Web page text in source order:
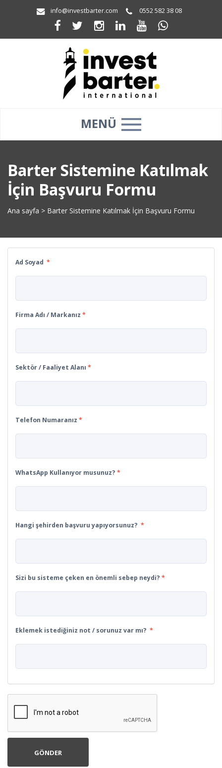
info@investbarter.com 0552 582 38 08
MENÜ
Barter Sistemine Katılmak
İçin Başvuru Formu
Ana sayfa > Barter Sistemine Katılmak İçin Başvuru Formu
Ad Soyad *
Firma Adı / Markanız *
Sektör / Faaliyet Alanı *
Telefon Numaranız *
WhatsApp Kullanıyor musunuz? *
Hangi şehirden başvuru yapıyorsunuz? *
Sizi bu sisteme çeken en önemli sebep neydi? *
Eklemek istediğiniz not / sorunuz var mı? *